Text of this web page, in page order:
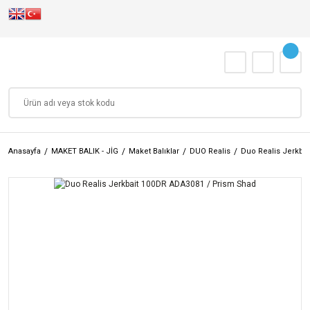
Anasayfa MAKET BALIK - JİG Maket Balıklar DUO Realis Duo Realis